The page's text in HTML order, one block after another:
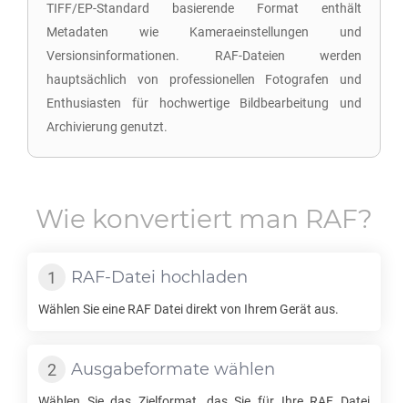
TIFF/EP-Standard basierende Format enthält
Metadaten wie Kameraeinstellungen und
Versionsinformationen. RAF-Dateien werden
hauptsächlich von professionellen Fotografen und
Enthusiasten für hochwertige Bildbearbeitung und
Archivierung genutzt.
Wie konvertiert man RAF?
RAF-Datei hochladen
Wählen Sie eine RAF Datei direkt von Ihrem Gerät aus.
Ausgabeformate wählen